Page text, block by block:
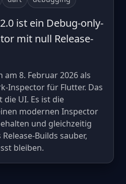
ist ein Debug-only-
mit null Release-
am 8. Februar 2026 als
Inspector für Flutter. Das
UI. Es ist die
modernen Inspector
und gleichzeitig
Builds sauber,
bleiben.